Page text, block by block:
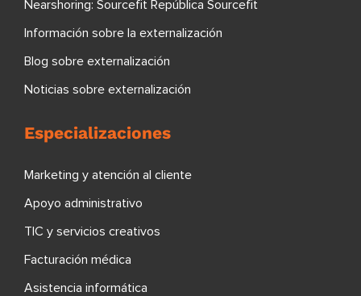
Nearshoring: Sourcefit República Sourcefit
Información sobre la externalización
Blog sobre externalización
Noticias sobre externalización
Especializaciones
Marketing y atención al cliente
Apoyo administrativo
TIC y servicios creativos
Facturación médica
Asistencia informática